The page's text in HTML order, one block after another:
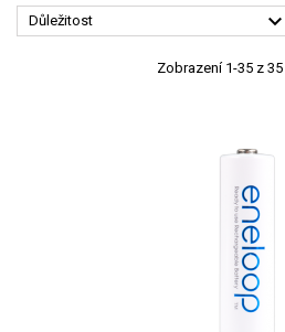
Důležitost 
Zobrazení 1-35 z